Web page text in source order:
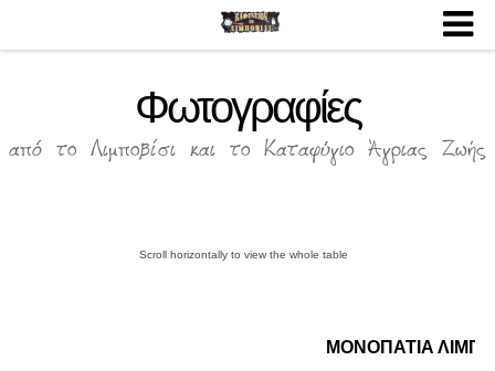
Φωτογραφίες
από το Λιμποβίσι και το Καταφύγιο Άγριας Ζωής
ΜΟΝΟΠΑΤΙΑ